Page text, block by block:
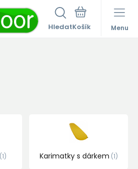
Hledat Menu
1 Karimatky s dárkem 1